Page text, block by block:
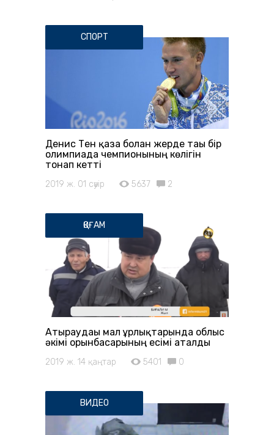
СПОРТ
Денис Тен қаза болған жерде тағы бір
олимпиада чемпионының көлігін
тонап кетті
2019 ж. 01 сәуір 5637 2
ҚОҒАМ
Атыраудағы мал ұрлықтарында облыс
әкімі орынбасарының есімі аталды
2019 ж. 14 қаңтар 5401 0
ВИДЕО